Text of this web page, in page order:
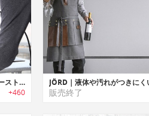
NeoLucida XL｜被写体のゴーストイメージを見たままトレース可能なドローイングデバイス「ネオルシーダXL」
+460 販売終了